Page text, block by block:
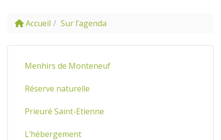
Accueil Sur l’agenda
Menhirs de Monteneuf
Réserve naturelle
Prieuré Saint-Etienne
L’hébergement